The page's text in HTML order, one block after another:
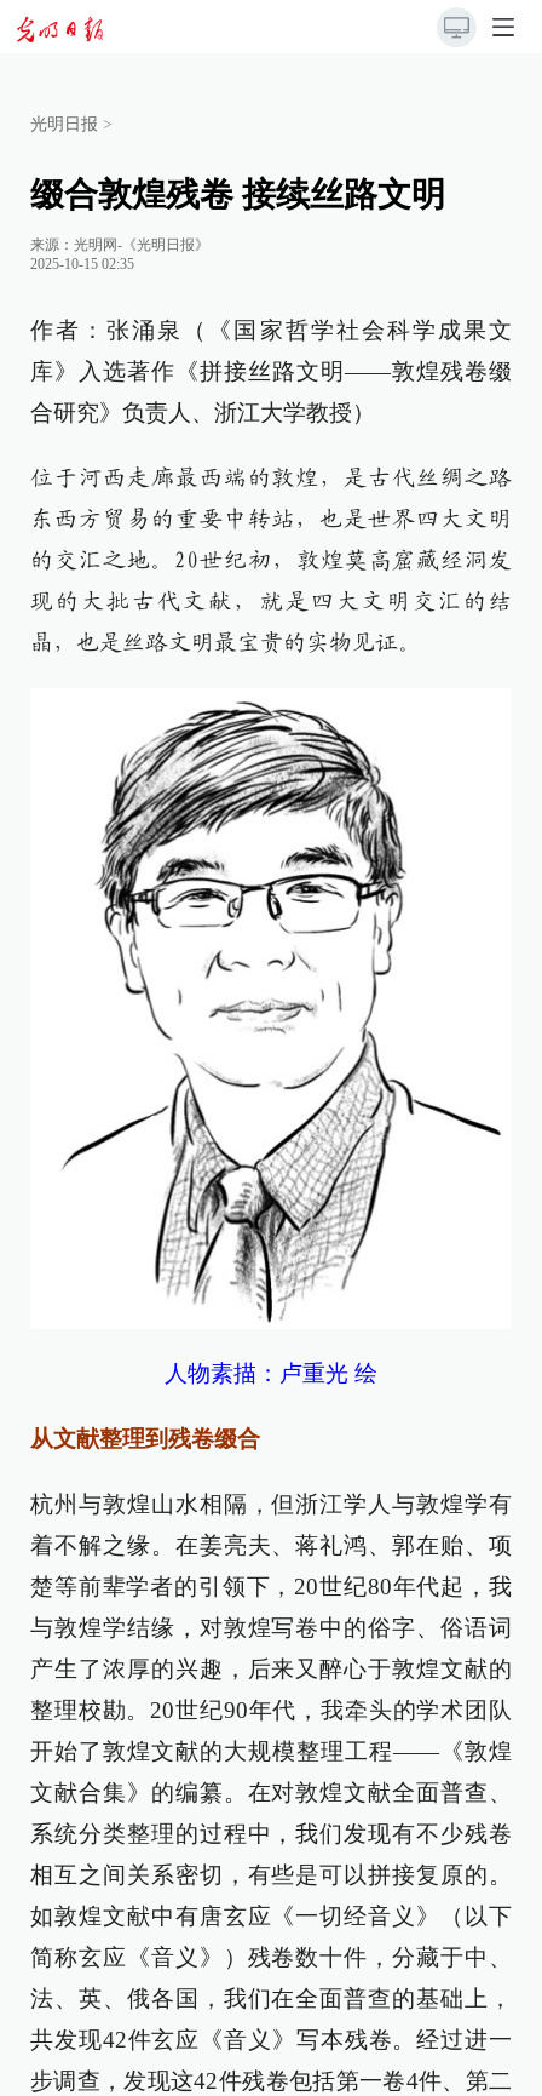
光明日报 >
缀合敦煌残卷 接续丝路文明
来源： 光明网-《光明日报》
2025-10-15 02:35
作者：张涌泉（《国家哲学社会科学成果文
库》入选著作《拼接丝路文明——敦煌残卷缀
合研究》负责人、浙江大学教授）
位于河西走廊最西端的敦煌，是古代丝绸之路
东西方贸易的重要中转站，也是世界四大文明
的交汇之地。20世纪初，敦煌莫高窟藏经洞发
现的大批古代文献，就是四大文明交汇的结
晶，也是丝路文明最宝贵的实物见证。
人物素描：卢重光 绘
从文献整理到残卷缀合
杭州与敦煌山水相隔，但浙江学人与敦煌学有
着不解之缘。在姜亮夫、蒋礼鸿、郭在贻、项
楚等前辈学者的引领下，20世纪80年代起，我
与敦煌学结缘，对敦煌写卷中的俗字、俗语词
产生了浓厚的兴趣，后来又醉心于敦煌文献的
整理校勘。20世纪90年代，我牵头的学术团队
开始了敦煌文献的大规模整理工程——《敦煌
文献合集》的编纂。在对敦煌文献全面普查、
系统分类整理的过程中，我们发现有不少残卷
相互之间关系密切，有些是可以拼接复原的。
如敦煌文献中有唐玄应《一切经音义》（以下
简称玄应《音义》）残卷数十件，分藏于中、
法、英、俄各国，我们在全面普查的基础上，
共发现42件玄应《音义》写本残卷。经过进一
步调查，发现这42件残卷包括第一卷4件、第二